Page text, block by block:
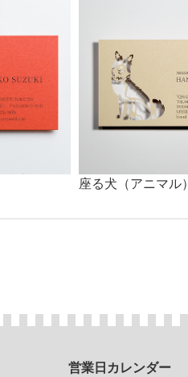
座る犬（アニマル）
営業日カレンダー